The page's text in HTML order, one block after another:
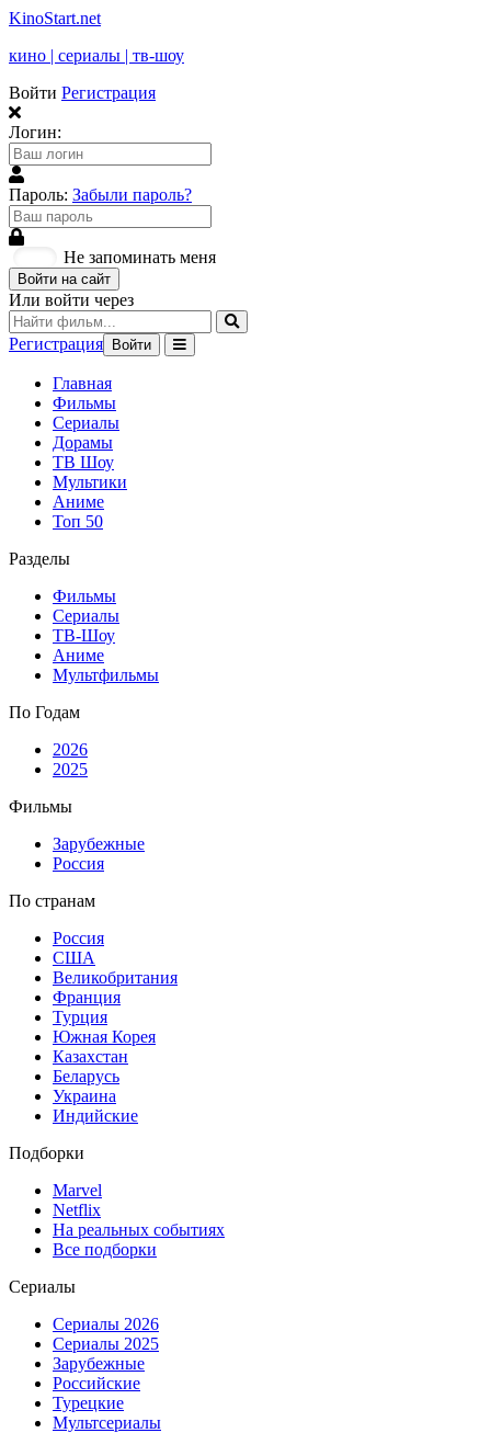
KinoStart.net
кино | сериалы | тв-шоу
Войти Регистрация
Логин:
Пароль: Забыли пароль?
Не запоминать меня
Войти на сайт
Или войти через
Регистрация Войти
Главная
Фильмы
Сериалы
Дорамы
ТВ Шоу
Мультики
Аниме
Топ 50
Разделы
Фильмы
Сериалы
ТВ-Шоу
Аниме
Мультфильмы
По Годам
2026
2025
Фильмы
Зарубежные
Россия
По странам
Россия
США
Великобритания
Франция
Турция
Южная Корея
Казахстан
Беларусь
Украина
Индийские
Подборки
Marvel
Netflix
На реальных событиях
Все подборки
Сериалы
Сериалы 2026
Сериалы 2025
Зарубежные
Российские
Турецкие
Мультсериалы